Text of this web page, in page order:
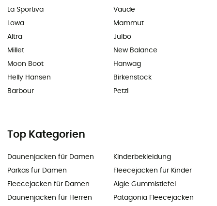
La Sportiva
Lowa
Altra
Millet
Moon Boot
Helly Hansen
Barbour
Vaude
Mammut
Julbo
New Balance
Hanwag
Birkenstock
Petzl
Top Kategorien
Daunenjacken für Damen
Parkas für Damen
Fleecejacken für Damen
Daunenjacken für Herren
Kinderbekleidung
Fleecejacken für Kinder
Aigle Gummistiefel
Patagonia Fleecejacken